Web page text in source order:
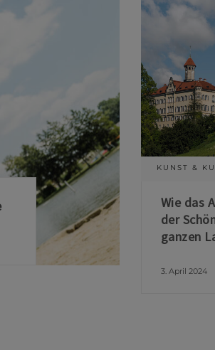
KUNST &
Wie das
der
ganzen
3. April 2024